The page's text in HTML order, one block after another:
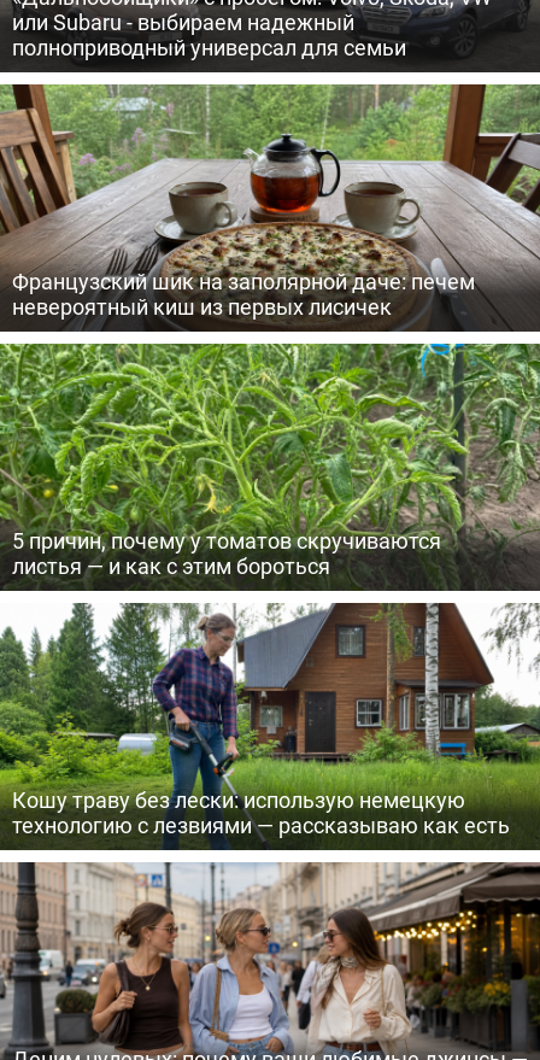
или Subaru - выбираем надежный
полноприводный универсал для семьи
Французский шик на заполярной даче: печем
невероятный киш из первых лисичек
5 причин, почему у томатов скручиваются
листья — и как с этим бороться
Кошу траву без лески: использую немецкую
технологию с лезвиями — рассказываю как есть